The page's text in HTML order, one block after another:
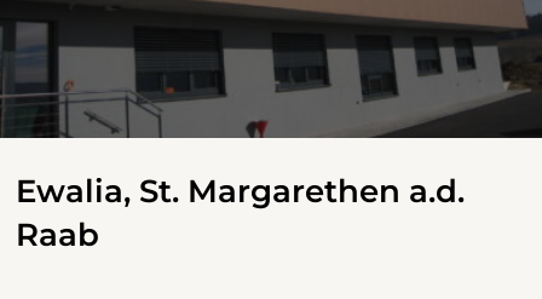
Ewalia, St. Margarethen a.d.
Raab